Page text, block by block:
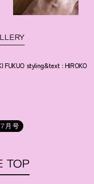
FUKUO styling&text : HIROKO
月号
TOP